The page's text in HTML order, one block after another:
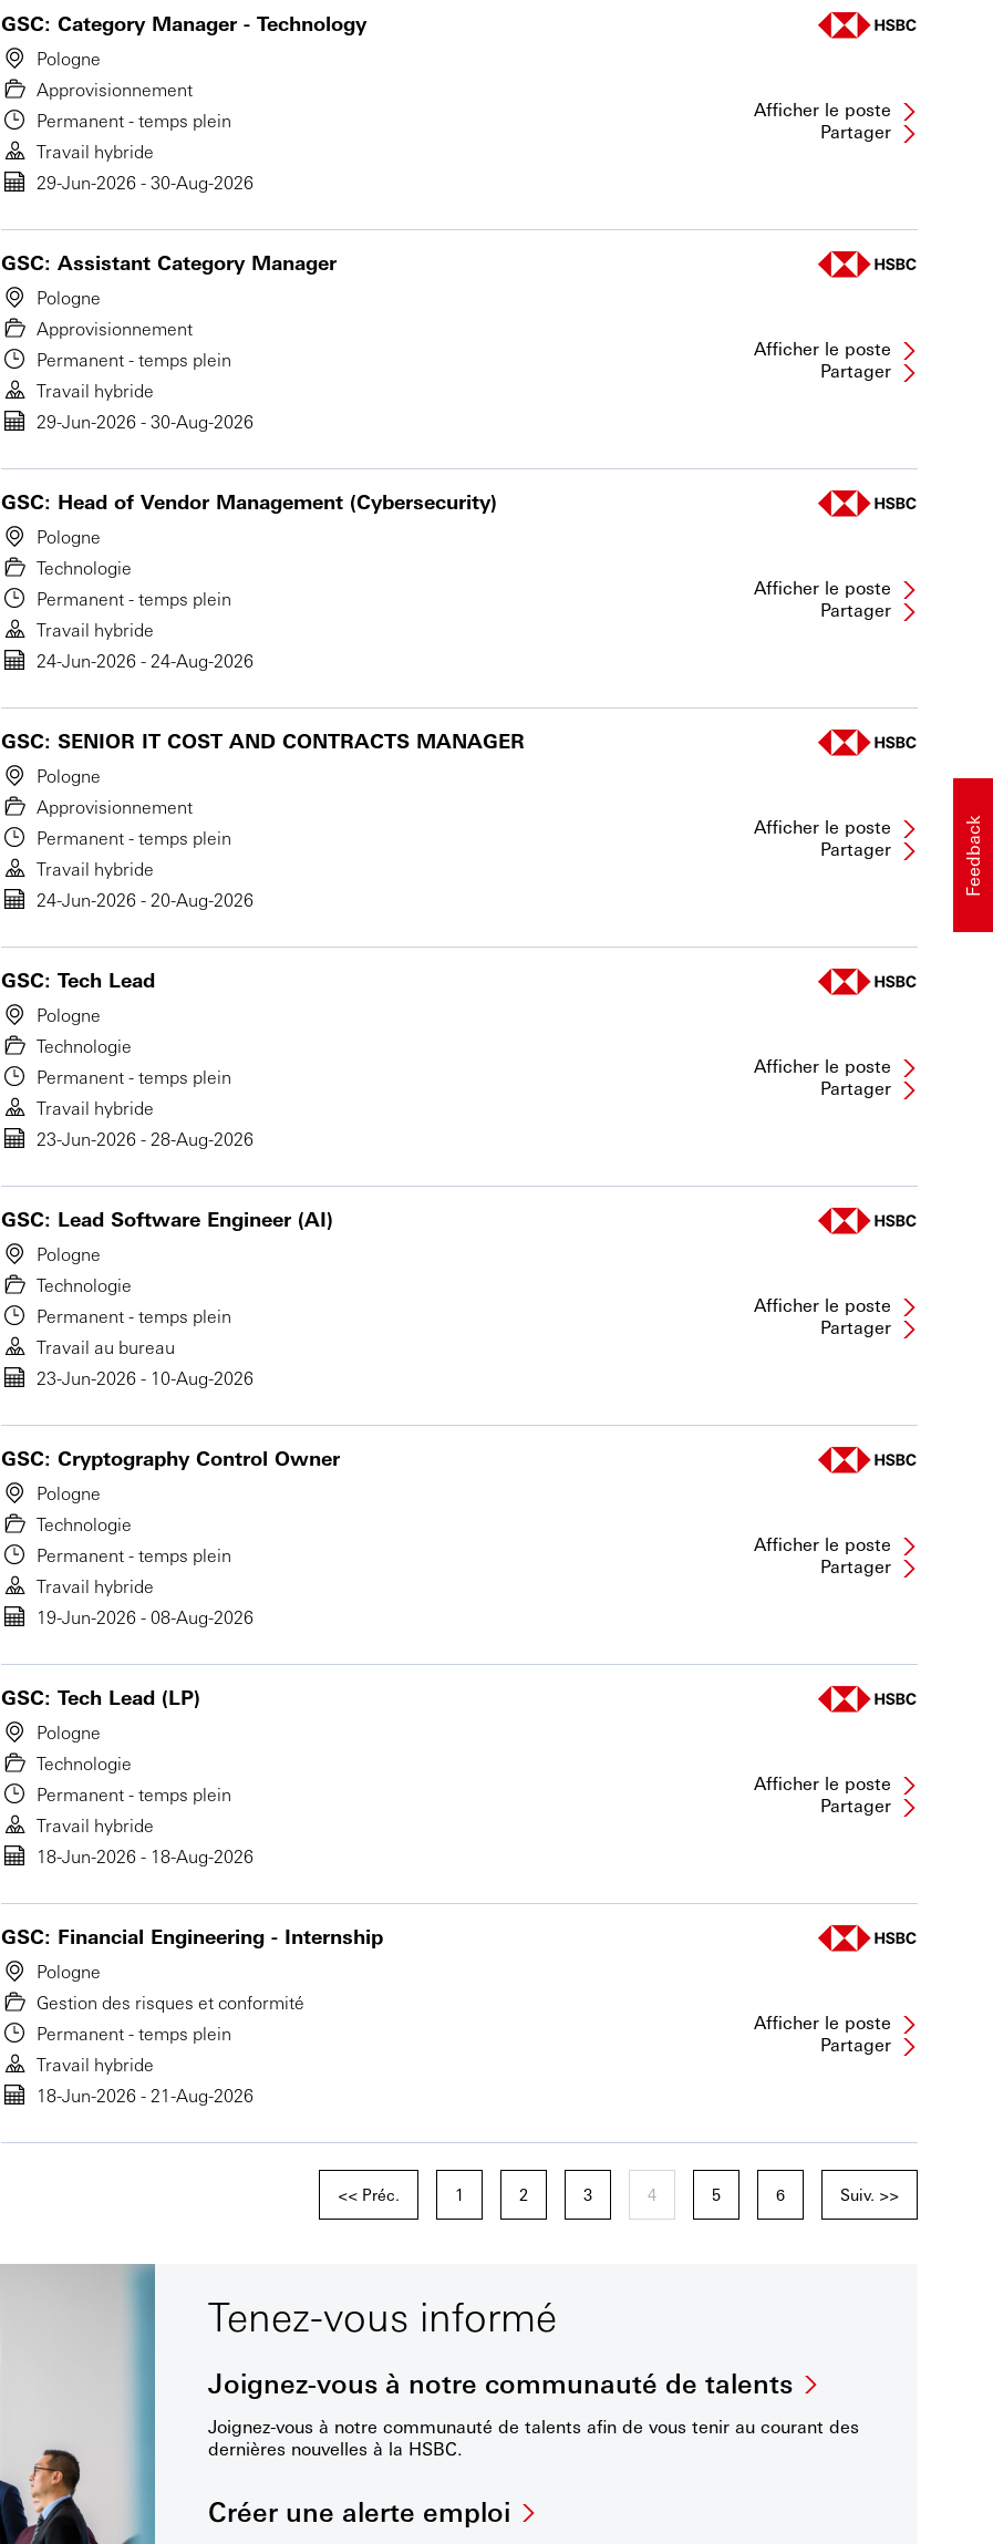
GSC: Category Manager - Technology
Pologne
Approvisionnement
Permanent - temps plein
Travail hybride
29-Jun-2026 - 30-Aug-2026
Afficher le poste
Partager
GSC: Assistant Category Manager
Pologne
Approvisionnement
Permanent - temps plein
Travail hybride
29-Jun-2026 - 30-Aug-2026
Afficher le poste
Partager
GSC: Head of Vendor Management (Cybersecurity)
Pologne
Technologie
Permanent - temps plein
Travail hybride
24-Jun-2026 - 24-Aug-2026
Afficher le poste
Partager
GSC: SENIOR IT COST AND CONTRACTS MANAGER
Pologne
Approvisionnement
Permanent - temps plein
Travail hybride
24-Jun-2026 - 20-Aug-2026
Afficher le poste
Partager
GSC: Tech Lead
Pologne
Technologie
Permanent - temps plein
Travail hybride
23-Jun-2026 - 28-Aug-2026
Afficher le poste
Partager
GSC: Lead Software Engineer (AI)
Pologne
Technologie
Permanent - temps plein
Travail au bureau
23-Jun-2026 - 10-Aug-2026
Afficher le poste
Partager
GSC: Cryptography Control Owner
Pologne
Technologie
Permanent - temps plein
Travail hybride
19-Jun-2026 - 08-Aug-2026
Afficher le poste
Partager
GSC: Tech Lead (LP)
Pologne
Technologie
Permanent - temps plein
Travail hybride
18-Jun-2026 - 18-Aug-2026
Afficher le poste
Partager
GSC: Financial Engineering - Internship
Pologne
Gestion des risques et conformité
Permanent - temps plein
Travail hybride
18-Jun-2026 - 21-Aug-2026
Afficher le poste
Partager
<< Préc. 1 2 3 4 5 6 Suiv. >>
Tenez-vous informé
Joignez-vous à notre communauté de talents
Joignez-vous à notre communauté de talents afin de vous tenir au courant des
dernières nouvelles à la HSBC.
Créer une alerte emploi
Feedback